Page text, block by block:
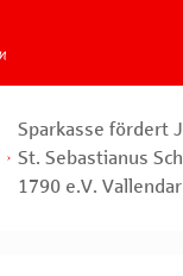
Sparkasse fördert
St. Sebastianus
1790 e.V. Vallendar